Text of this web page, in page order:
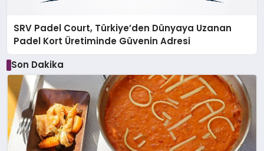
SRV Padel Court, Türkiye’den Dünyaya Uzanan
Padel Kort Üretiminde Güvenin Adresi
Son Dakika